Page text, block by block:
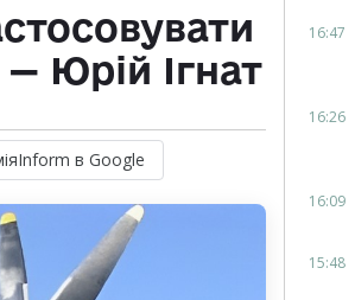
Юрій Ігнат
в Google
16:47
16:26
16:09
15:48